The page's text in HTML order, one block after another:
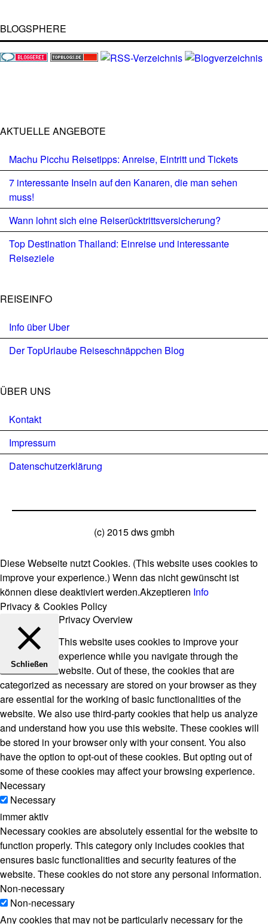
BLOGSPHERE
AKTUELLE ANGEBOTE
Machu Picchu Reisetipps: Anreise, Eintritt und Tickets
7 interessante Inseln auf den Kanaren, die man sehen
muss!
Wann lohnt sich eine Reiserücktrittsversicherung?
Top Destination Thailand: Einreise und interessante
Reiseziele
REISEINFO
Info über Uber
Der TopUrlaube Reiseschnäppchen Blog
ÜBER UNS
Kontakt
Impressum
Datenschutzerklärung
(c) 2015 dws gmbh
Diese Webseite nutzt Cookies. (This website uses cookies to
improve your experience.) Wenn das nicht gewünscht ist
können diese deaktiviert werden.Akzeptieren Info
Privacy & Cookies Policy
Schließen
Privacy Overview
This website uses cookies to improve your
experience while you navigate through the
website. Out of these, the cookies that are
categorized as necessary are stored on your browser as they
are essential for the working of basic functionalities of the
website. We also use third-party cookies that help us analyze
and understand how you use this website. These cookies will
be stored in your browser only with your consent. You also
have the option to opt-out of these cookies. But opting out of
some of these cookies may affect your browsing experience.
Necessary
Necessary
immer aktiv
Necessary cookies are absolutely essential for the website to
function properly. This category only includes cookies that
ensures basic functionalities and security features of the
website. These cookies do not store any personal information.
Non-necessary
Non-necessary
Any cookies that may not be particularly necessary for the